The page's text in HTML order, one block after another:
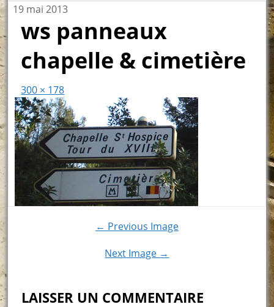
19 mai 2013
ws panneaux
chapelle & cimetière
300 × 178
← Previous Image
Next Image →
LAISSER UN COMMENTAIRE